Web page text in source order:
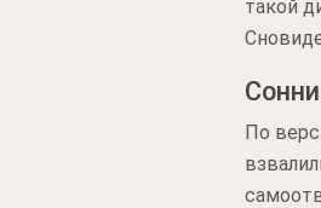
такой
По